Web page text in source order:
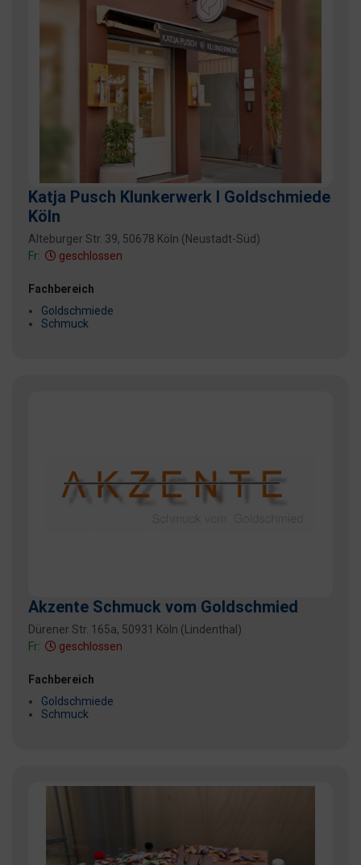
Katja Pusch Klunkerwerk I Goldschmiede
Köln
Alteburger Str. 39, 50678 Köln (Neustadt-Süd)
Fr:
geschlossen
Fachbereich
Goldschmiede
Schmuck
Akzente Schmuck vom Goldschmied
Dürener Str. 165a, 50931 Köln (Lindenthal)
Fr:
geschlossen
Fachbereich
Goldschmiede
Schmuck